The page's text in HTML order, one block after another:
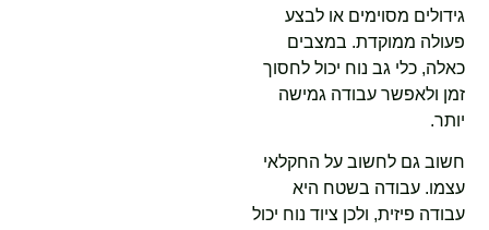
גידולים מסוימים או לבצע
פעולה ממוקדת. במצבים
כאלה, כלי גב נוח יכול לחסוך
זמן ולאפשר עבודה גמישה
יותר.
חשוב גם לחשוב על החקלאי
עצמו. עבודה בשטח היא
עבודה פיזית, ולכן ציוד נוח יכול